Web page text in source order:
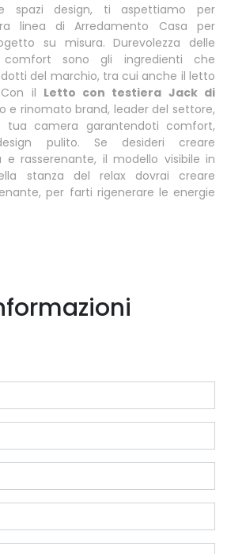
spazi design, ti aspettiamo per
linea di Arredamento Casa per
su misura. Durevolezza delle
sono gli ingredienti che
del marchio, tra cui anche il letto
il Letto con testiera Jack di
e rinomato brand, leader del settore,
tua camera garantendoti comfort,
pulito. Se desideri creare
rasserenante, il modello visibile in
stanza del relax dovrai creare
per farti rigenerare le energie